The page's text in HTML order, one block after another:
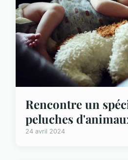
Rencontre un
peluches
24 avril 2024